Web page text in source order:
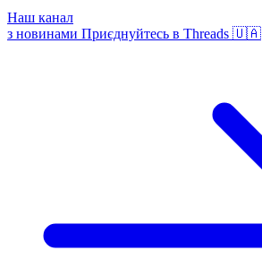
Наш канал
з новинами Приєднуйтесь в Threads 🇺🇦